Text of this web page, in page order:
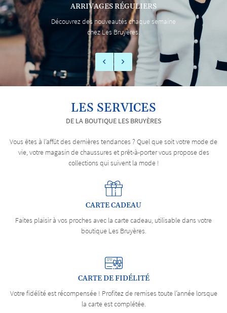
CONTACT
REJOIGNEZ-
ARRIVAGES RÉGULIERS
Découvrez des nouveautés chaque semaine
chez Les Bruyères.
LES SERVICES
DE LA BOUTIQUE LES BRUYÈRES
Vous êtes à l’affût des dernières tendances ? Quel que soit votre mode de
vie, votre magasin de chaussures et prêt-à-porter vous propose des
collections qui suivent la mode !
CARTE CADEAU
Faites plaisir à vos proches avec la carte cadeau, utilisable dans votre
boutique Les Bruyères.
CARTE DE FIDÉLITÉ
Votre fidélité est récompensée ! Profitez de remises toute l’année lorsque
la carte est complétée.